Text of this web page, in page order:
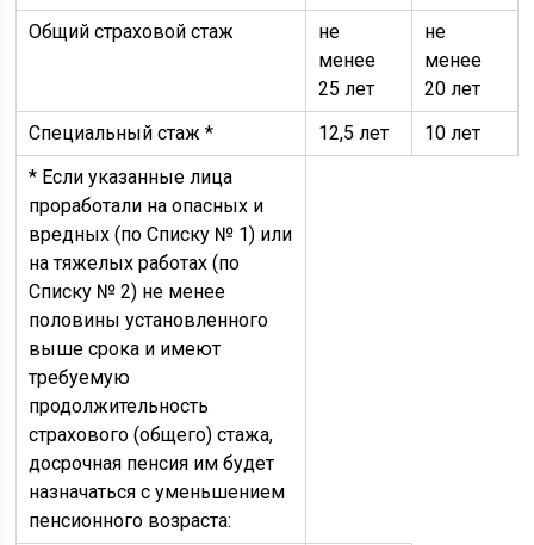
Общий страховой стаж
не
менее
25 лет
не
менее
20 лет
Специальный стаж *
12,5 лет
10 лет
* Если указанные лица
проработали на опасных и
вредных (по Списку № 1) или
на тяжелых работах (по
Списку № 2) не менее
половины установленного
выше срока и имеют
требуемую
продолжительность
страхового (общего) стажа,
досрочная пенсия им будет
назначаться с уменьшением
пенсионного возраста: